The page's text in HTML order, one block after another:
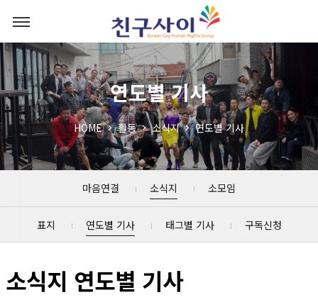
연도별 기사
HOME 활동 소식지 연도별 기사
마음연결 소식지 소모임
표지 연도별 기사 태그별 기사 구독신청
소식지 연도별 기사